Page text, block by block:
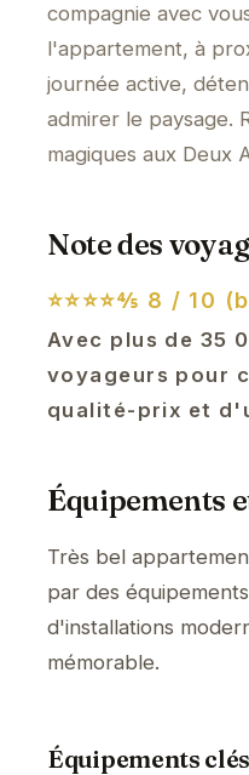
compagnie avec
l'appartement, à
journée active,
admirer le paysage.
magiques aux Deux
Note des
⭐⭐⭐⭐⅘ 8 / 10
Avec plus de 35
voyageurs pour
qualité-prix et
Équipements
Très bel
par des
d'installations
mémorable.
Équipements